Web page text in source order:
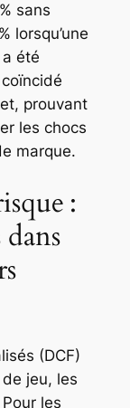
sans
lorsqu’une
été
prouvant
les chocs
marque.
:
(DCF)
jeu, les
les